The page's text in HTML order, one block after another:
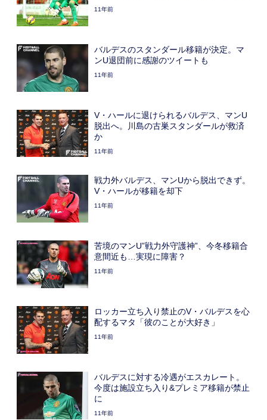
11年前
バルデスのスタンダール移籍が決定。マ
ンU退団前に感謝のツイートも
11年前
V・ハールに退けられるバルデス、マンU
脱出へ。川島の古巣スタンダールが救済
か
11年前
戦力外バルデス、マンUから脱出できず。
V・ハールが移籍を却下
11年前
苦境のマンU”戦力外守護神”、今冬移籍合
意間近も…実現に障害？
11年前
ロッカー立ち入り禁止のV・バルデスを心
配するマタ「彼のことが大好き」
11年前
バルデスに対する冷遇がエスカレート。
今度は施設立ち入り&プレミア移籍が禁止
に
11年前